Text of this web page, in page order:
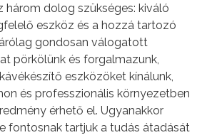
három dolog szükséges: kiváló
eszköz és a hozzá tartozó
gondosan válogatott
pörkölünk és forgalmazunk,
eszközöket kínálunk,
és professzionális környezetben
érhető el. Ugyanakkor
fontosnak tartjuk a tudás átadását